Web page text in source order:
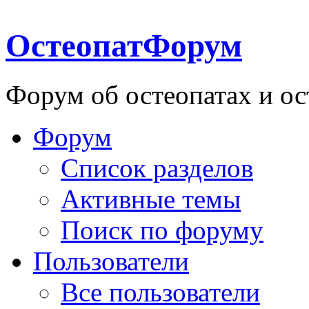
ОстеопатФорум
Форум об остеопатах и
Форум
Список разделов
Активные темы
Поиск по форуму
Пользователи
Все пользователи